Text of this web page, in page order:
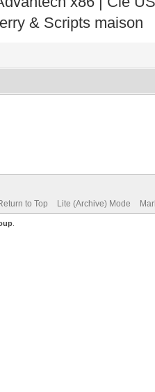
& Scripts maison
to Top Lite (Archive) Mode